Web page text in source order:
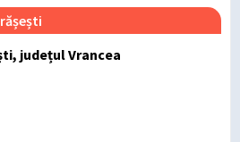
județul Vrancea